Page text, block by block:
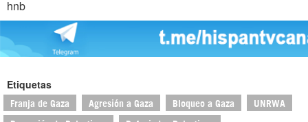
​hnb
Etiquetas
Franja de Gaza Agresión a Gaza Bloqueo a Gaza UNRWA